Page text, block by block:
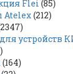
Flei (85)
Atelex(212)
устройств
(164)